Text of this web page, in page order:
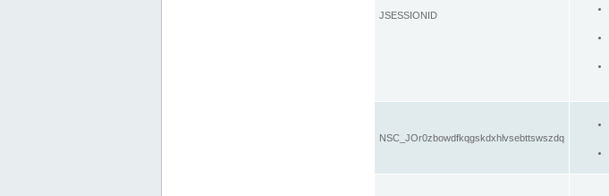
JSESSIONID
NSC_JOr0zbowdfkqgskdxhlvsebttswszdq